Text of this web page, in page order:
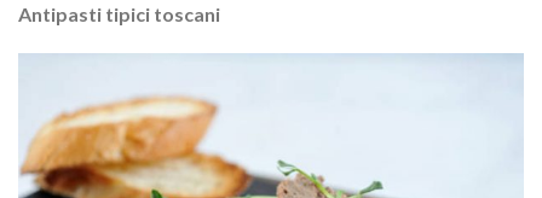
Antipasti tipici toscani